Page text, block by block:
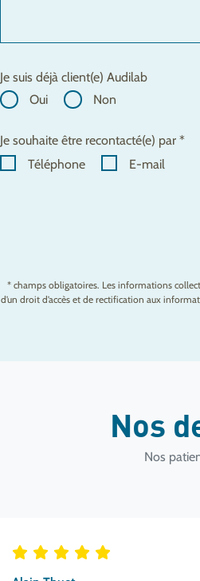
Je suis déjà client(e) Audilab
Oui
Non
Je souhaite être recontacté(e) par *
Téléphone
E-mail
* champs obligatoires. Les informations
d’un droit d’accès et de rectification aux
Nos
Nos